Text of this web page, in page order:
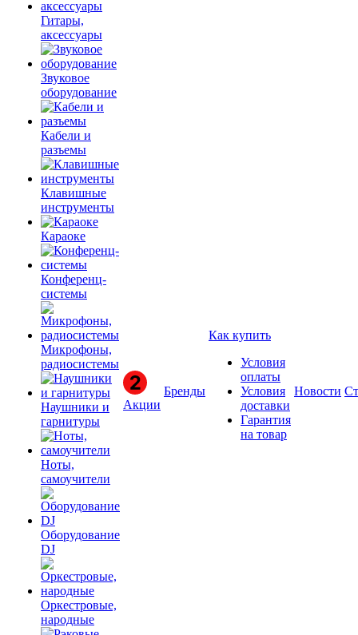
Гитары,
аксессуары
Звуковое
оборудование
Кабели и
разъемы
Клавишные
инструменты
Караоке
Конференц-
системы
Микрофоны,
радиосистемы
Наушники и
гарнитуры
Ноты,
самоучители
Оборудование
DJ
Оркестровые,
народные
Акции
Бренды
Как купить
Условия
оплаты
Условия
доставки
Гарантия
на товар
Новости